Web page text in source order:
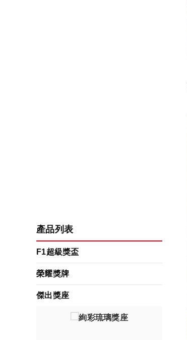
產品列表
F1超級獎盃
榮耀獎牌
傑出獎座